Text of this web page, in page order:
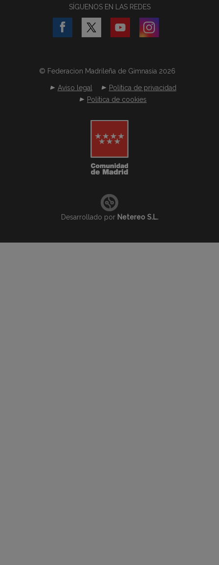
SÍGUENOS EN LAS REDES
© Federacion Madrileña de Gimnasia 2026
Aviso legal
Política de privacidad
Política de cookies
Desarrollado por Netereo S.L.